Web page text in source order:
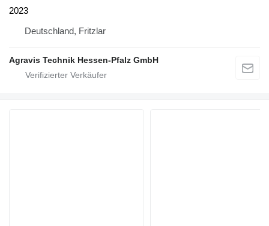
2023
Deutschland, Fritzlar
Agravis Technik Hessen-Pfalz GmbH